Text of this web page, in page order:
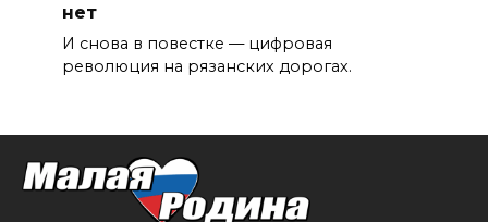
нет
И снова в повестке — цифровая
революция на рязанских дорогах.